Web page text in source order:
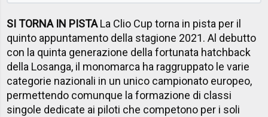
SI TORNA IN PISTALa Clio Cup torna in pista per il
quinto appuntamento della stagione 2021. Al debutto
con la quinta generazione della fortunata hatchback
della Losanga, il monomarca ha raggruppato le varie
categorie nazionali in un unico campionato europeo,
permettendo comunque la formazione di classi
singole dedicate ai piloti che competono per i soli